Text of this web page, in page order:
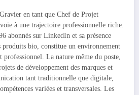
en tant que Chef de Projet
à une trajectoire professionnelle riche.
abonnés sur LinkedIn et sa présence
produits bio, constitue un environnement
professionnel. La nature même du poste,
de développement des marques et
tant traditionnelle que digitale,
variées et transversales. Les